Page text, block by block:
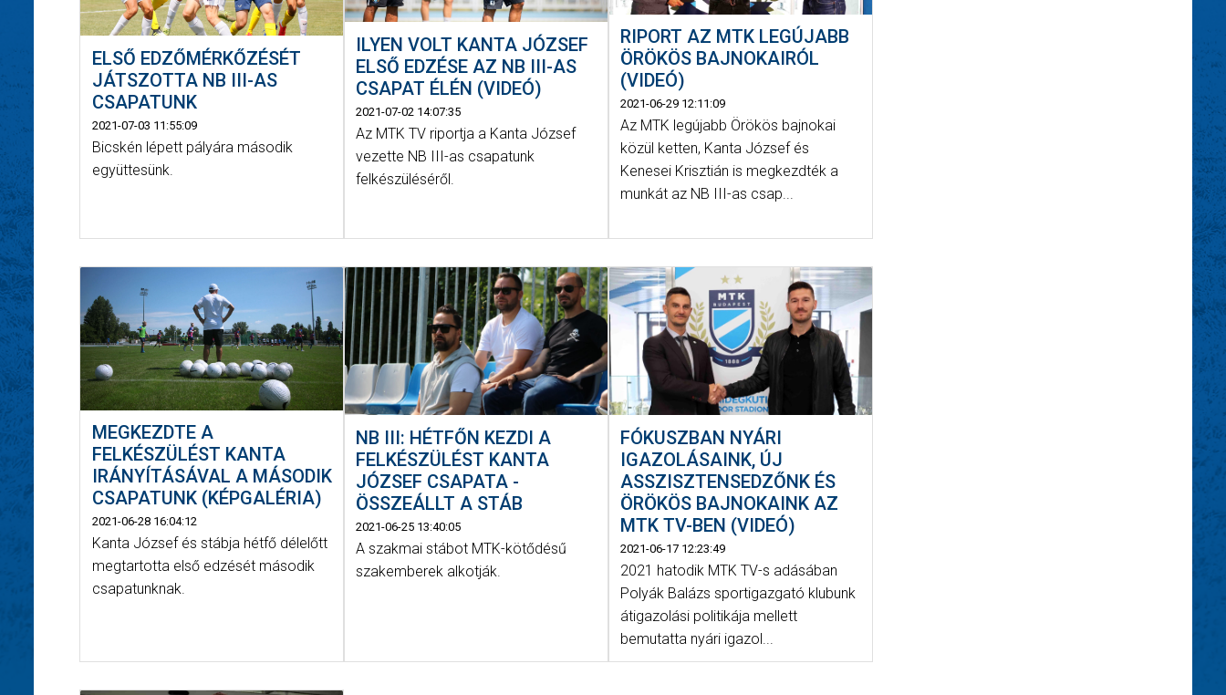
ELSŐ EDZŐMÉRKŐZÉSÉT
JÁTSZOTTA NB III-AS
CSAPATUNK
2021-07-03 11:55:09
Bicskén lépett pályára második
együttesünk.
ILYEN VOLT KANTA JÓZSEF
ELSŐ EDZÉSE AZ NB III-AS
CSAPAT ÉLÉN (VIDEÓ)
2021-07-02 14:07:35
Az MTK TV riportja a Kanta József
vezette NB III-as csapatunk
felkészüléséről.
RIPORT AZ MTK LEGÚJABB
ÖRÖKÖS BAJNOKAIRÓL
(VIDEÓ)
2021-06-29 12:11:09
Az MTK legújabb Örökös bajnokai
közül ketten, Kanta József és
Kenesei Krisztián is megkezdték a
munkát az NB III-as csap...
MEGKEZDTE A
FELKÉSZÜLÉST KANTA
IRÁNYÍTÁSÁVAL A MÁSODIK
CSAPATUNK (KÉPGALÉRIA)
2021-06-28 16:04:12
Kanta József és stábja hétfő délelőtt
megtartotta első edzését második
csapatunknak.
NB III: HÉTFŐN KEZDI A
FELKÉSZÜLÉST KANTA
JÓZSEF CSAPATA -
ÖSSZEÁLLT A STÁB
2021-06-25 13:40:05
A szakmai stábot MTK-kötődésű
szakemberek alkotják.
FÓKUSZBAN NYÁRI
IGAZOLÁSAINK, ÚJ
ASSZISZTENSEDZŐNK ÉS
ÖRÖKÖS BAJNOKAINK AZ
MTK TV-BEN (VIDEÓ)
2021-06-17 12:23:49
2021 hatodik MTK TV-s adásában
Polyák Balázs sportigazgató klubunk
átigazolási politikája mellett
bemutatta nyári igazol...